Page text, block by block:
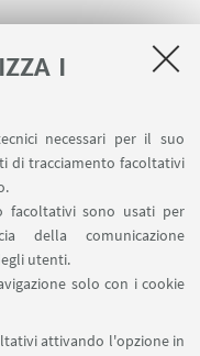
I
necessari per il suo
di tracciamento facoltativi
facoltativi sono usati per
della comunicazione
utenti.
solo con i cookie
attivando l'opzione in
dei Contratti di